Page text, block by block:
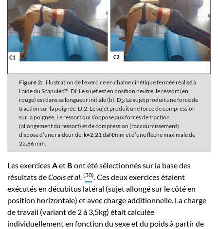
Figure 2: illustration de l’exercice en chaîne cinétique fermée réalisé à
l’aide du Scapuleo™. Dï: Le sujet est en position neutre, le ressort (en
rouge) est dans sa longueur initiale (b). D2: Le sujet produit une force de
traction sur la poignée. D’2: Le sujet produit une force de compression
sur la poignée. Le ressort qui s’oppose aux forces de traction
(allongement du ressort) et de compression (raccourcissement)
dispose d’une raideur de: k=2,21 daN/mm et d’une flèche maximale de
22,86 mm.
Les exercicesAet B ont été sélectionnés sur la base des
résultats deCools et al. (30). Ces deux exercices étaient
exécutés en décubitus latéral (sujet allongé sur le côté en
position horizontale) et avec charge additionnelle. La charge
de travail (variant de 2 à 3,5kg) était calculée
individuellement en fonction du sexe et du poids à partir de